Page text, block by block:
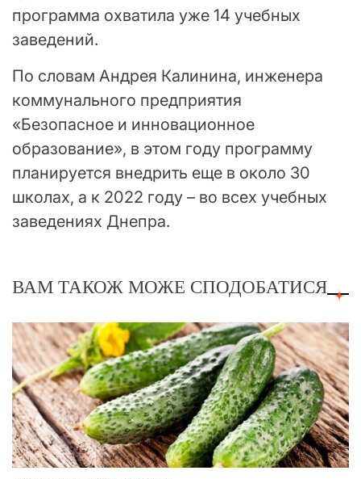
программа охватила уже 14 учебных
заведений.
По словам Андрея Калинина, инженера
коммунального предприятия
«Безопасное и инновационное
образование», в этом году программу
планируется внедрить еще в около 30
школах, а к 2022 году – во всех учебных
заведениях Днепра.
ВАМ ТАКОЖ МОЖЕ СПОДОБАТИСЯ